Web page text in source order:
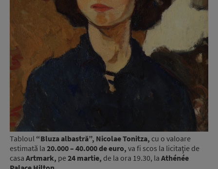
Tabloul “Bluza albastră”, Nicolae Tonitza, cu o valoare
estimată la 20.000 – 40.000 de euro, va fi scos la licitaţie de
casa Artmark, pe24 martie, de la ora 19.30, la Athénée